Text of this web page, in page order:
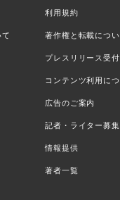
利用規約
著作権と転載につ
プレスリリース受付
コンテンツ利用に
広告のご案内
記者・ライター募集
情報提供
著者一覧